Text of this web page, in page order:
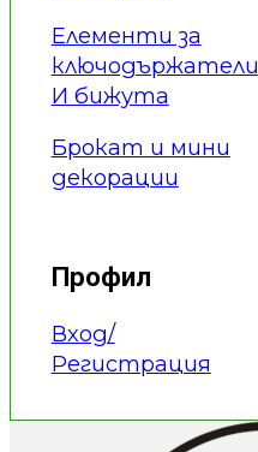
Елементи за
ключодържатели
И бижута
Брокат и мини
декорации
Профил
Вход/
Регистрация